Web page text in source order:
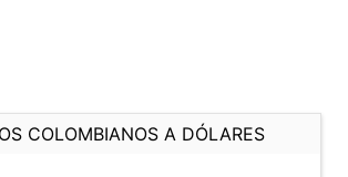
COLOMBIANOS A DÓLARES